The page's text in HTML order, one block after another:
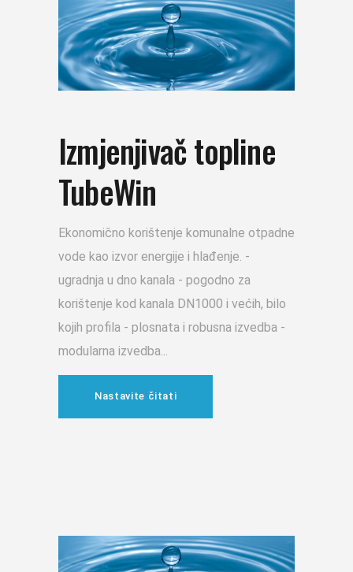
Izmjenjivač topline
TubeWin
Ekonomično korištenje komunalne otpadne
vode kao izvor energije i hlađenje. -
ugradnja u dno kanala - pogodno za
korištenje kod kanala DN1000 i većih, bilo
kojih profila - plosnata i robusna izvedba -
modularna izvedba
Nastavite čitati